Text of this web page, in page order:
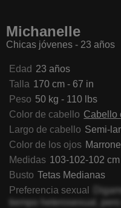
Michanelle
Chicas jóvenes - 23 años
Edad 23 años
Talla 170 cm - 67 in
Peso 50 kg - 110 lbs
Color de cabello Cabello
Largo de cabello Semi-
Color de los ojos
Medidas 103-102-102
Busto Tetas Medianas
Preferencia sexual
tiempo heterosexual,